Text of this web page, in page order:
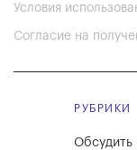
Условия
Согласие на
РУБРИКИ
Обсудить